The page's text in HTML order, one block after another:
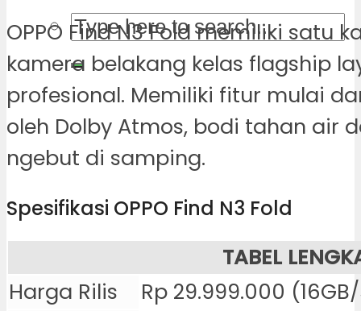
OPPO Find N3 Fold memiliki satu
kamera belakang kelas flagship
profesional. Memiliki fitur mulai
oleh Dolby Atmos, bodi tahan air
ngebut di samping.
Spesifikasi OPPO Find N3 Fold
TABEL
Harga Rilis
Rp 29.999.000